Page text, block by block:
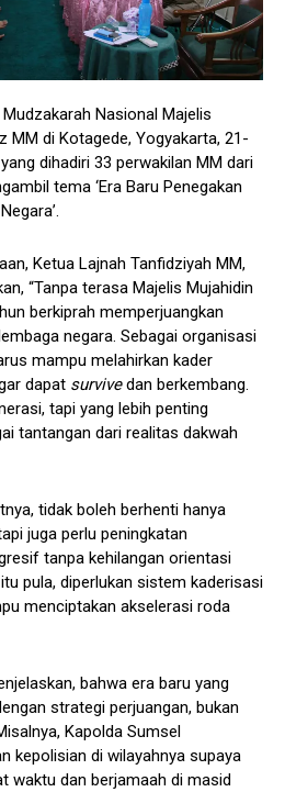
Mudzakarah Nasional Majelis
MM di Kotagede, Yogyakarta, 21-
dihadiri 33 perwakilan MM dari
tema ‘Era Baru Penegakan
Ketua Lajnah Tanfidziyah MM,
“Tanpa terasa Majelis Mujahidin
berkiprah memperjuangkan
negara. Sebagai organisasi
mampu melahirkan kader
dapat survivedan berkembang.
tapi yang lebih penting
tantangan dari realitas dakwah
tidak boleh berhenti hanya
juga perlu peningkatan
tanpa kehilangan orientasi
pula, diperlukan sistem kaderisasi
menciptakan akselerasi roda
bahwa era baru yang
strategi perjuangan, bukan
Kapolda Sumsel
kepolisian di wilayahnya supaya
waktu dan berjamaah di masid